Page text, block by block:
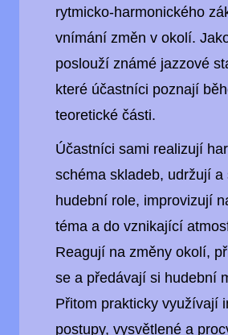
rytmicko-harmonického
vnímání změn v okolí.
poslouží známé jazzové
které účastníci poznají
teoretické části.
Účastníci sami realizují
schéma skladeb, udržují a
hudební role, improvizují
téma a do vznikající
Reagují na změny okolí,
se a předávají si hudební
Přitom prakticky využívají
postupy, vysvětlené a